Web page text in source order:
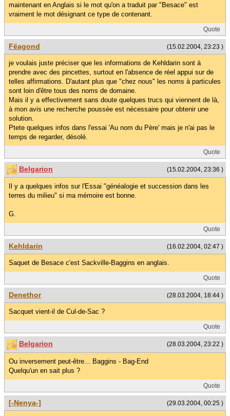
maintenant en Anglais si le mot qu'on a traduit par "Besace" est
vraiment le mot désignant ce type de contenant.
Quote
(15.02.2004, 23:23 )
Fëagond
je voulais juste préciser que les informations de Kehldarin sont à
prendre avec des pincettes, surtout en l'absence de réel appui sur de
telles affirmations. D'autant plus que "chez nous" les noms à particules
sont loin d'être tous des noms de domaine.
Mais il y a effectivement sans doute quelques trucs qui viennent de là,
à mon avis une recherche poussée est nécessaire pour obtenir une
solution.
Ptete quelques infos dans l'essai 'Au nom du Père' mais je n'ai pas le
temps de regarder, désolé.
Quote
(15.02.2004, 23:36 )
Belgarion
Il y a quelques infos sur l'Essai "généalogie et succession dans les
terres du milieu" si ma mémoire est bonne.
G.
Quote
(16.02.2004, 02:47 )
Kehldarin
Saquet de Besace c'est Sackville-Baggins en anglais.
Quote
(28.03.2004, 18:44 )
Denethor
Sacquet vient-il de Cul-de-Sac ?
Quote
(28.03.2004, 23:22 )
Belgarion
Ou inversement peut-être... Baggins - Bag-End
Quelqu'un en sait plus ?
Quote
(29.03.2004, 00:25 )
[-Nenya-]